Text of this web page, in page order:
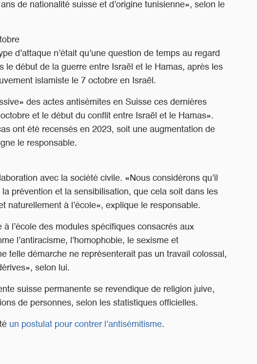
de nationalité suisse et d’origine tunisienne», selon le
d’attaque n’était qu’une question de temps au regard
le début de la guerre entre Israël et le Hamas, après les
islamiste le 7 octobre en Israël.
des actes antisémites en Suisse ces dernières
et le début du conflit entre Israël et le Hamas».
ont été recensés en 2023, soit une augmentation de
le responsable.
avec la société civile. «Nous considérons qu’il
prévention et la sensibilisation, que cela soit dans les
naturellement à l’école», explique le responsable.
l’école des modules spécifiques consacrés aux
l’antiracisme, l’homophobie, le sexisme et
telle démarche ne représenterait pas un travail colossal,
selon lui.
suisse permanente se revendique de religion juive,
de personnes, selon les statistiques officielles.
un postulat pour contrer l’antisémitisme.